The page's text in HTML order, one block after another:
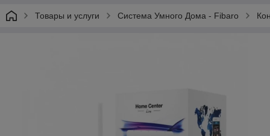
Товары и услуги Система Умного Дома - Fibaro